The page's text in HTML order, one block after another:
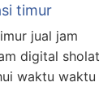
timur
jual jam
digital sholat
waktu waktu